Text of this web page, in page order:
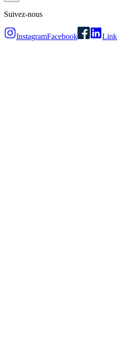
Suivez-nous
InstagramFacebook